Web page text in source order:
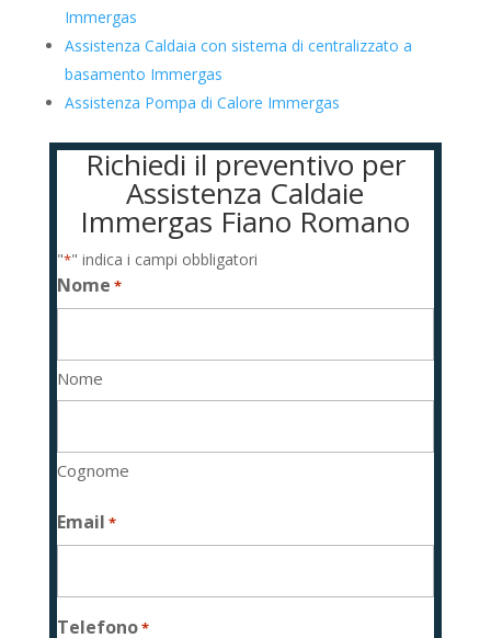
Immergas
Assistenza Caldaia con sistema di centralizzato a
basamento Immergas
Assistenza Pompa di Calore Immergas
Richiedi il preventivo per
Assistenza Caldaie
Immergas Fiano Romano
"*" indica i campi obbligatori
Nome *
Nome
Cognome
Email *
Telefono*